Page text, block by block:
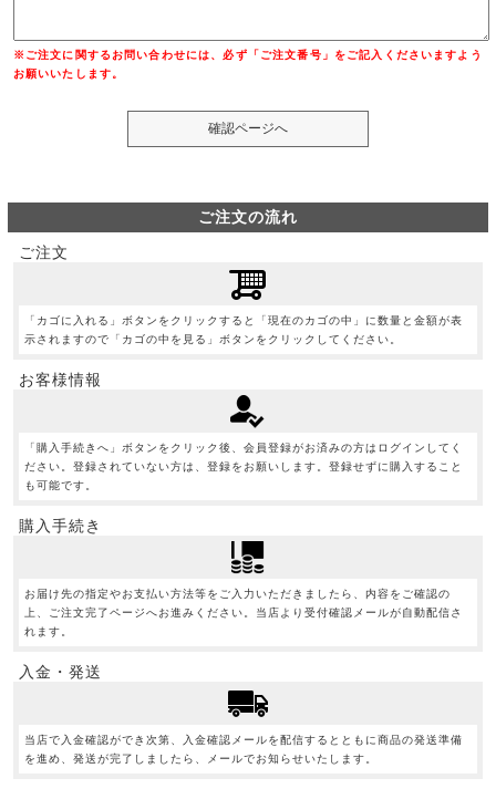
※ご注文に関するお問い合わせには、必ず「ご注文番号」をご記入くださいますよう
お願いいたします。
ご注文の流れ
ご注文
「カゴに入れる」ボタンをクリックすると「現在のカゴの中」に数量と金額が表
示されますので「カゴの中を見る」ボタンをクリックしてください。
お客様情報
「購入手続きへ」ボタンをクリック後、会員登録がお済みの方はログインしてく
ださい。登録されていない方は、登録をお願いします。登録せずに購入すること
も可能です。
購入手続き
お届け先の指定やお支払い方法等をご入力いただきましたら、内容をご確認の
上、ご注文完了ページへお進みください。当店より受付確認メールが自動配信さ
れます。
入金・発送
当店で入金確認ができ次第、入金確認メールを配信するとともに商品の発送準備
を進め、発送が完了しましたら、メールでお知らせいたします。